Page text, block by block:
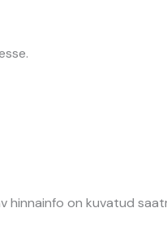
hinnainfo on kuvatud